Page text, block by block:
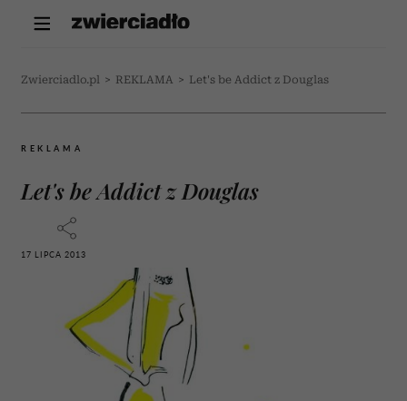
Zwierciadlo.pl > REKLAMA > Let's be Addict z Douglas
REKLAMA
Let's be Addict z Douglas
17 LIPCA 2013